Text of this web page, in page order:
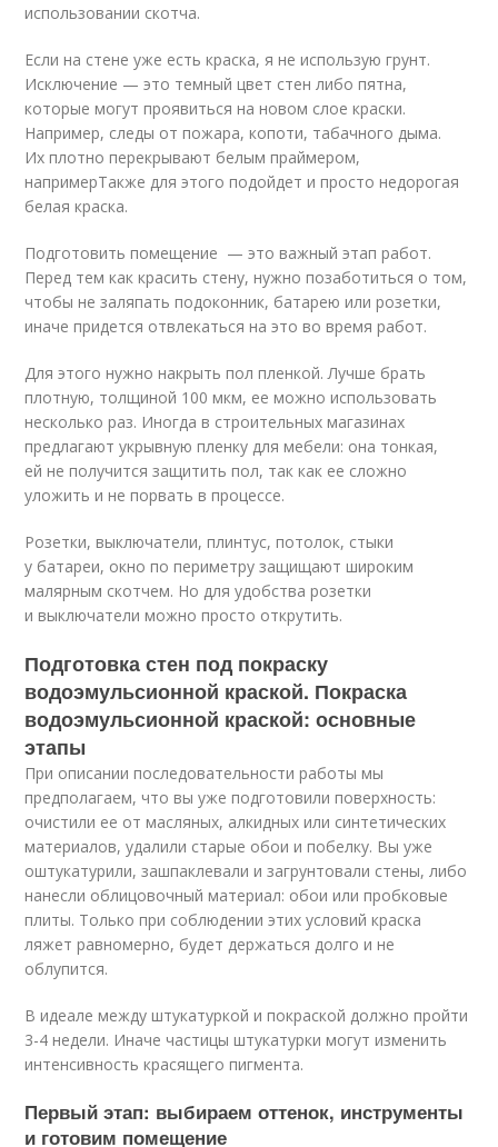
использовании скотча.
Если на стене уже есть краска, я не использую грунт.
Исключение — это темный цвет стен либо пятна,
которые могут проявиться на новом слое краски.
Например, следы от пожара, копоти, табачного дыма.
Их плотно перекрывают белым праймером,
напримерТакже для этого подойдет и просто недорогая
белая краска.
Подготовить помещение — это важный этап работ.
Перед тем как красить стену, нужно позаботиться о том,
чтобы не заляпать подоконник, батарею или розетки,
иначе придется отвлекаться на это во время работ.
Для этого нужно накрыть пол пленкой. Лучше брать
плотную, толщиной 100 мкм, ее можно использовать
несколько раз. Иногда в строительных магазинах
предлагают укрывную пленку для мебели: она тонкая,
ей не получится защитить пол, так как ее сложно
уложить и не порвать в процессе.
Розетки, выключатели, плинтус, потолок, стыки
у батареи, окно по периметру защищают широким
малярным скотчем. Но для удобства розетки
и выключатели можно просто открутить.
Подготовка стен под покраску
водоэмульсионной краской. Покраска
водоэмульсионной краской: основные
этапы
При описании последовательности работы мы
предполагаем, что вы уже подготовили поверхность:
очистили ее от масляных, алкидных или синтетических
материалов, удалили старые обои и побелку. Вы уже
оштукатурили, зашпаклевали и загрунтовали стены, либо
нанесли облицовочный материал: обои или пробковые
плиты. Только при соблюдении этих условий краска
ляжет равномерно, будет держаться долго и не
облупится.
В идеале между штукатуркой и покраской должно пройти
3-4 недели. Иначе частицы штукатурки могут изменить
интенсивность красящего пигмента.
Первый этап: выбираем оттенок, инструменты
и готовим помещение